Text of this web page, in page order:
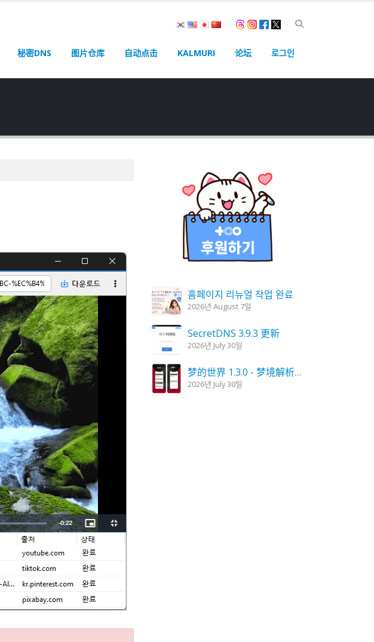
秘密DNS 图片仓库 自动点击 KALMURI 论坛 로그인
홈페이지 리뉴얼 작업 완료
2026년 August 7일
SecretDNS 3.9.3 更新
2026년 July 30일
梦的世界 1.3.0 - 梦境解析，梦的解读
2026년 July 30일